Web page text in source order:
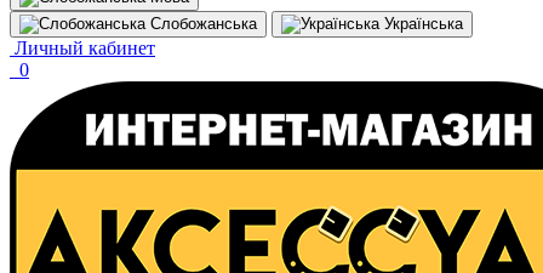
Слобожанська
Українська
Личный кабинет
0